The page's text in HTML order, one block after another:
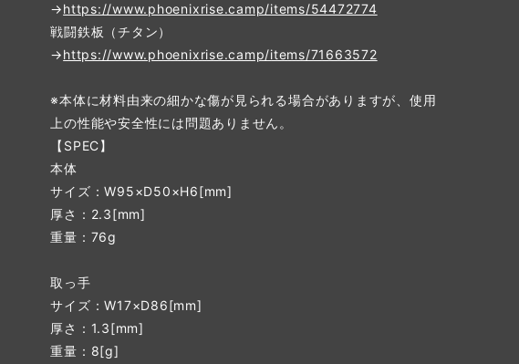
→https://www.phoenixrise.camp/items/54472774
戦闘鉄板（チタン）
→https://www.phoenixrise.camp/items/71663572
※本体に材料由来の細かな傷が見られる場合がありますが、使用
上の性能や安全性には問題ありません。
【SPEC】
本体
サイズ：W95×D50×H6[mm]
厚さ：2.3[mm]
重量：76g
取っ手
サイズ：W17×D86[mm]
厚さ：1.3[mm]
重量：8[g]